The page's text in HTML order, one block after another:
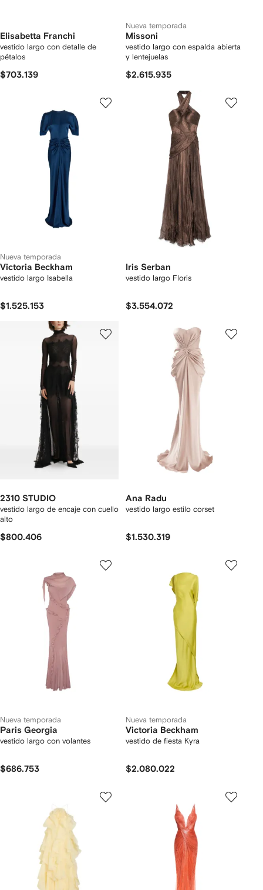
Elisabetta Franchi
vestido largo con detalle de
pétalos
$703.139
Nueva temporada
Missoni
vestido largo con espalda abierta
y lentejuelas
$2.615.935
Nueva temporada
Victoria Beckham
vestido largo Isabella
$1.525.153
Iris Serban
vestido largo Floris
$3.554.072
2310 STUDIO
vestido largo de encaje con cuello
alto
$800.406
Ana Radu
vestido largo estilo corset
$1.530.319
Nueva temporada
Paris Georgia
vestido largo con volantes
$686.753
Nueva temporada
Victoria Beckham
vestido de fiesta Kyra
$2.080.022